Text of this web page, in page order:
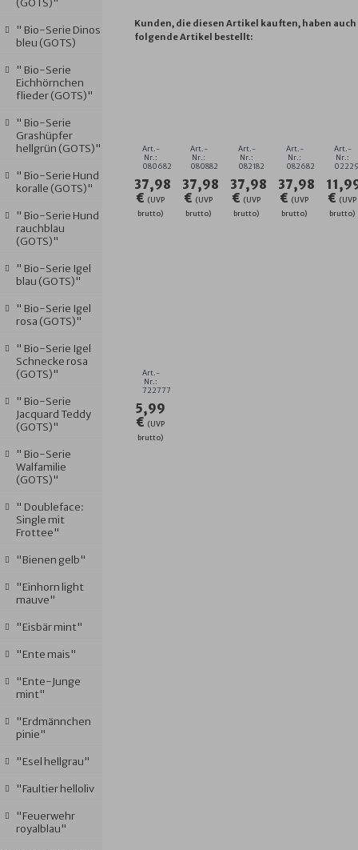
(GOTS)"
" Bio-Serie Dinos
bleu (GOTS)
" Bio-Serie
Eichhörnchen
flieder (GOTS)"
" Bio-Serie
Grashüpfer
hellgrün (GOTS)"
" Bio-Serie Hund
koralle (GOTS)"
" Bio-Serie Hund
rauchblau
(GOTS)"
" Bio-Serie Igel
blau (GOTS)"
" Bio-Serie Igel
rosa (GOTS)"
" Bio-Serie Igel
Schnecke rosa
(GOTS)"
" Bio-Serie
Jacquard Teddy
(GOTS)"
" Bio-Serie
Walfamilie
(GOTS)"
" Doubleface:
Single mit
Frottee"
"Bienen gelb"
"Einhorn light
mauve"
"Eisbär mint"
"Ente mais"
"Ente-Junge
mint"
"Erdmännchen
pinie"
"Esel hellgrau"
"Faultier helloliv
"Feuerwehr
royalblau"
Kunden, die diesen Artikel kauften, haben auch
folgende Artikel bestellt:
KAPUZEN-
BADETUCH
140X140
CM
Art.-
Nr.:
080682
37,98
€ (UVP
brutto)
KAPUZEN-
BADETUCH
140X1
Art.-
Nr.:
080882
37,98
€ (UVP
brutto)
BADETUCH
140/140
Art.-
Nr.:
082182
37,98
€ (UVP
brutto)
BADETUCH
14
Art.-
Nr.:
082682
37,98
€ (UVP
brutto)
Art.-
Nr.:
€ (UVP
brutto)
GÄSTETUCH
30X50
CM
Art.-
Nr.:
722777
5,99
€ (UVP
brutto)